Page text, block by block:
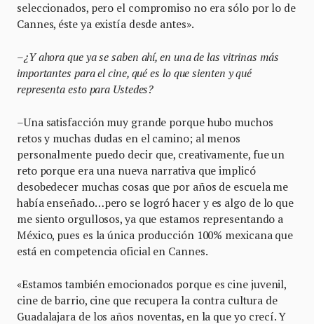
seleccionados, pero el compromiso no era sólo por lo de
Cannes, éste ya existía desde antes».
–¿Y ahora que ya se saben ahí, en una de las vitrinas más
importantes para el cine, qué es lo que sienten y qué
representa esto para Ustedes?
–Una satisfacción muy grande porque hubo muchos
retos y muchas dudas en el camino; al menos
personalmente puedo decir que, creativamente, fue un
reto porque era una nueva narrativa que implicó
desobedecer muchas cosas que por años de escuela me
había enseñado…pero se logró hacer y es algo de lo que
me siento orgullosos, ya que estamos representando a
México, pues es la única producción 100% mexicana que
está en competencia oficial en Cannes.
«Estamos también emocionados porque es cine juvenil,
cine de barrio, cine que recupera la contra cultura de
Guadalajara de los años noventas, en la que yo crecí. Y